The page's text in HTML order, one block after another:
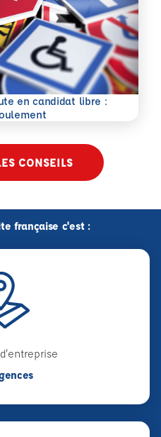
en candidat libre :
CONSEILS
française c'est :